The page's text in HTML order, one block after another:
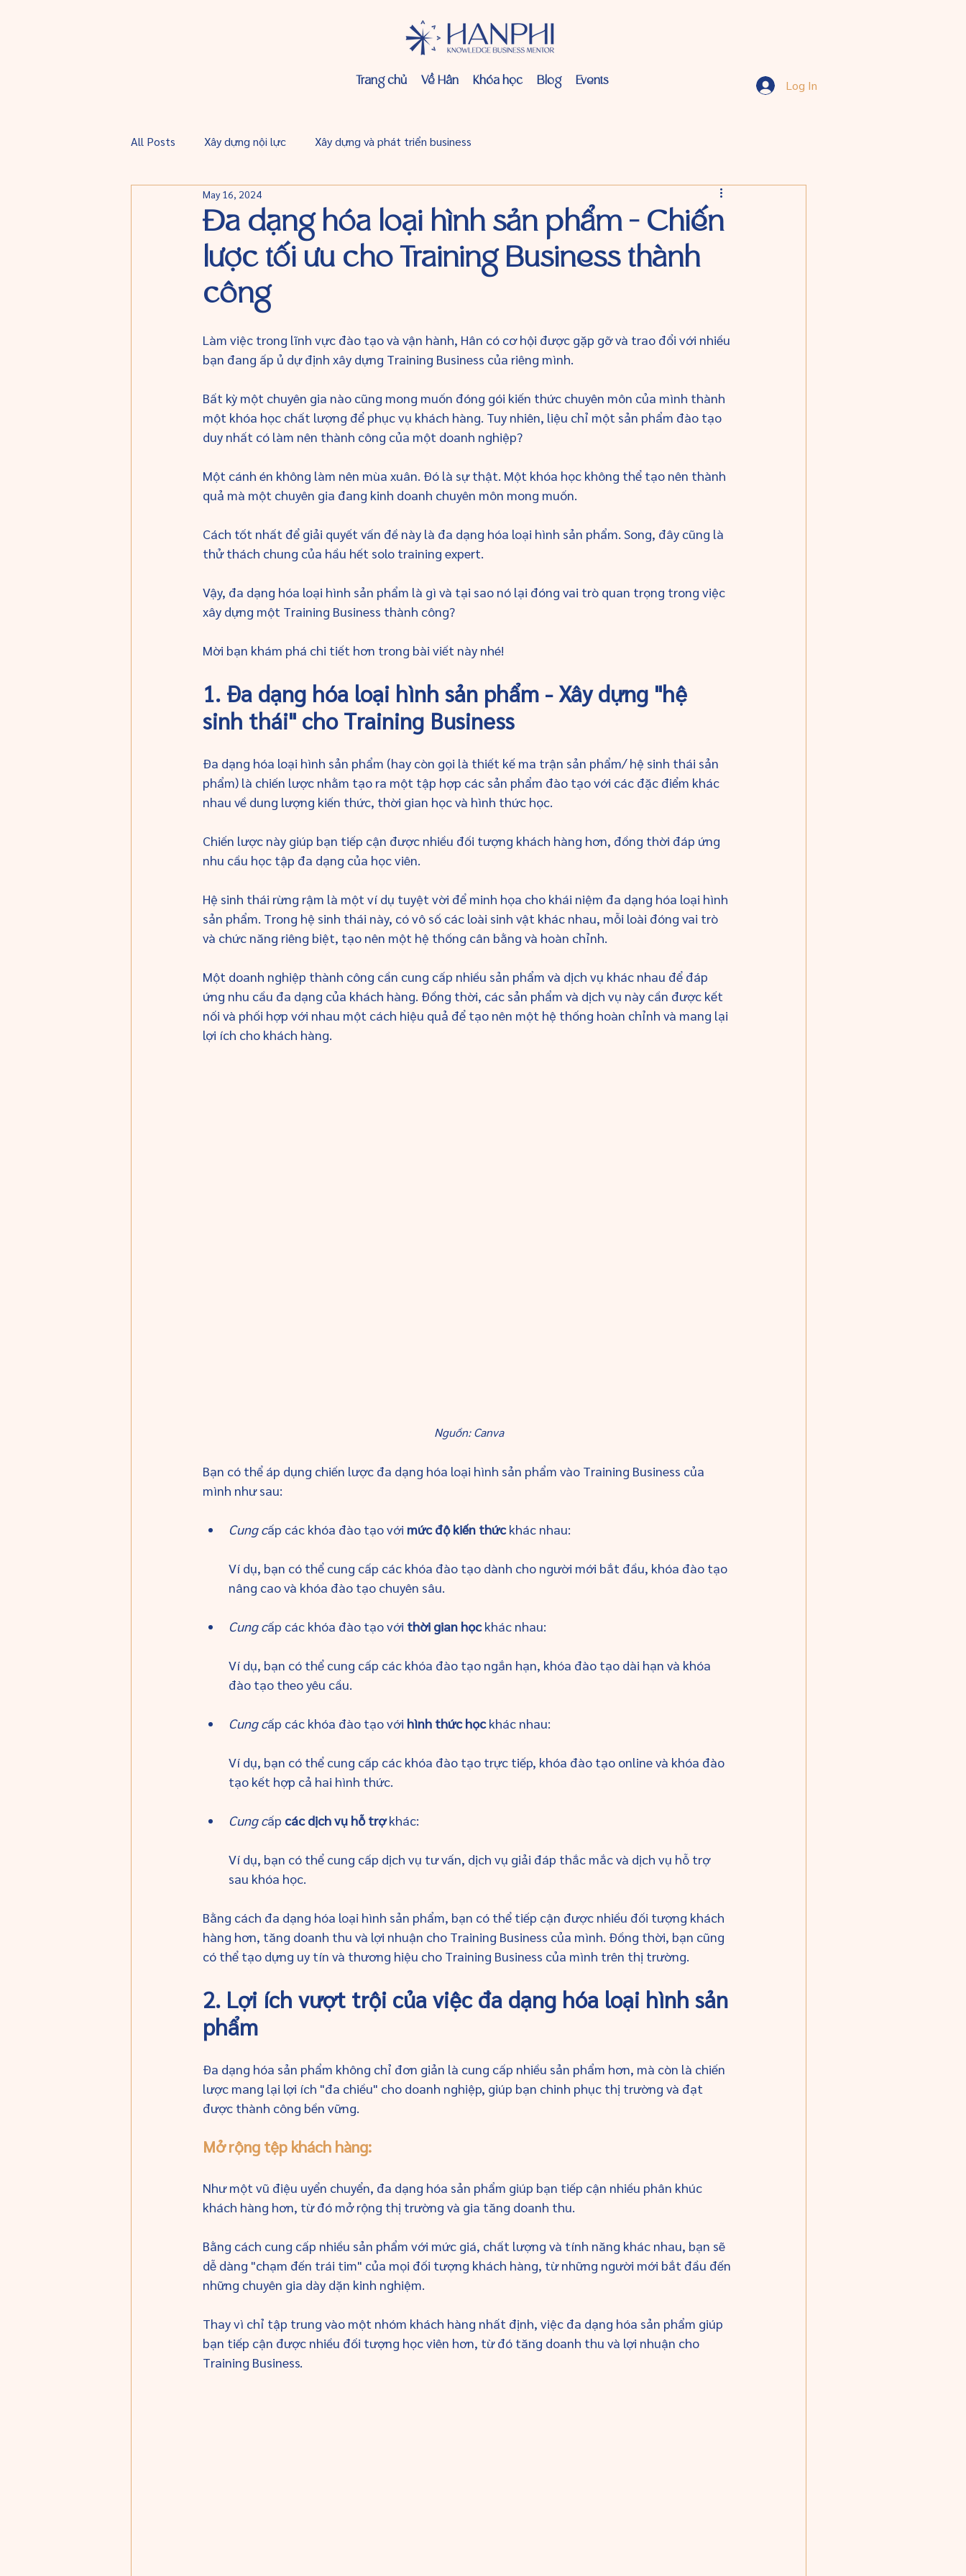
Trang chủ Về Hân Khóa học Blog Events Log In
All Posts Xây dựng nội lực Xây dựng và phát triển business
Đa dạng hóa loại hình sản phẩm - Chiến
lược tối ưu cho Training Business thành
công
May 16, 2024
Làm việc trong lĩnh vực đào tạo và vận hành, Hân có cơ hội được gặp gỡ và trao đổi với nhiều
bạn đang ấp ủ dự định xây dựng Training Business của riêng mình.
Bất kỳ một chuyên gia nào cũng mong muốn đóng gói kiến thức chuyên môn của mình thành
một khóa học chất lượng để phục vụ khách hàng. Tuy nhiên, liệu chỉ một sản phẩm đào tạo
duy nhất có làm nên thành công của một doanh nghiệp?
Một cánh én không làm nên mùa xuân. Đó là sự thật. Một khóa học không thể tạo nên thành
quả mà một chuyên gia đang kinh doanh chuyên môn mong muốn.
Cách tốt nhất để giải quyết vấn đề này là đa dạng hóa loại hình sản phẩm. Song, đây cũng là
thử thách chung của hầu hết solo training expert.
Vậy, đa dạng hóa loại hình sản phẩm là gì và tại sao nó lại đóng vai trò quan trọng trong việc
xây dựng một Training Business thành công?
Mời bạn khám phá chi tiết hơn trong bài viết này nhé!
1. Đa dạng hóa loại hình sản phẩm - Xây dựng "hệ
sinh thái" cho Training Business
Đa dạng hóa loại hình sản phẩm (hay còn gọi là thiết kế ma trận sản phẩm/ hệ sinh thái sản
phẩm) là chiến lược nhằm tạo ra một tập hợp các sản phẩm đào tạo với các đặc điểm khác
nhau về dung lượng kiến thức, thời gian học và hình thức học.
Chiến lược này giúp bạn tiếp cận được nhiều đối tượng khách hàng hơn, đồng thời đáp ứng
nhu cầu học tập đa dạng của học viên.
Hệ sinh thái rừng rậm là một ví dụ tuyệt vời để minh họa cho khái niệm đa dạng hóa loại hình
sản phẩm. Trong hệ sinh thái này, có vô số các loài sinh vật khác nhau, mỗi loài đóng vai trò
và chức năng riêng biệt, tạo nên một hệ thống cân bằng và hoàn chỉnh.
Một doanh nghiệp thành công cần cung cấp nhiều sản phẩm và dịch vụ khác nhau để đáp
ứng nhu cầu đa dạng của khách hàng. Đồng thời, các sản phẩm và dịch vụ này cần được kết
nối và phối hợp với nhau một cách hiệu quả để tạo nên một hệ thống hoàn chỉnh và mang lại
lợi ích cho khách hàng.
Nguồn: Canva
Bạn có thể áp dụng chiến lược đa dạng hóa loại hình sản phẩm vào Training Business của
mình như sau:
Cung cấp các khóa đào tạo với mức độ kiến thức khác nhau:
Ví dụ, bạn có thể cung cấp các khóa đào tạo dành cho người mới bắt đầu, khóa đào tạo
nâng cao và khóa đào tạo chuyên sâu.
Cung cấp các khóa đào tạo với thời gian học khác nhau:
Ví dụ, bạn có thể cung cấp các khóa đào tạo ngắn hạn, khóa đào tạo dài hạn và khóa
đào tạo theo yêu cầu.
Cung cấp các khóa đào tạo với hình thức học khác nhau:
Ví dụ, bạn có thể cung cấp các khóa đào tạo trực tiếp, khóa đào tạo online và khóa đào
tạo kết hợp cả hai hình thức.
Cung cấp các dịch vụ hỗ trợ khác:
Ví dụ, bạn có thể cung cấp dịch vụ tư vấn, dịch vụ giải đáp thắc mắc và dịch vụ hỗ trợ
sau khóa học.
Bằng cách đa dạng hóa loại hình sản phẩm, bạn có thể tiếp cận được nhiều đối tượng khách
hàng hơn, tăng doanh thu và lợi nhuận cho Training Business của mình. Đồng thời, bạn cũng
có thể tạo dựng uy tín và thương hiệu cho Training Business của mình trên thị trường.
2. Lợi ích vượt trội của việc đa dạng hóa loại hình sản
phẩm
Đa dạng hóa sản phẩm không chỉ đơn giản là cung cấp nhiều sản phẩm hơn, mà còn là chiến
lược mang lại lợi ích "đa chiều" cho doanh nghiệp, giúp bạn chinh phục thị trường và đạt
được thành công bền vững.
Mở rộng tệp khách hàng:
Như một vũ điệu uyển chuyển, đa dạng hóa sản phẩm giúp bạn tiếp cận nhiều phân khúc
khách hàng hơn, từ đó mở rộng thị trường và gia tăng doanh thu.
Bằng cách cung cấp nhiều sản phẩm với mức giá, chất lượng và tính năng khác nhau, bạn sẽ
dễ dàng "chạm đến trái tim" của mọi đối tượng khách hàng, từ những người mới bắt đầu đến
những chuyên gia dày dặn kinh nghiệm.
Thay vì chỉ tập trung vào một nhóm khách hàng nhất định, việc đa dạng hóa sản phẩm giúp
bạn tiếp cận được nhiều đối tượng học viên hơn, từ đó tăng doanh thu và lợi nhuận cho
Training Business.